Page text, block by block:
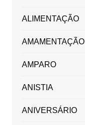
ALIMENTAÇÃO
AMAMENTAÇÃO
AMPARO
ANISTIA
ANIVERSÁRIO